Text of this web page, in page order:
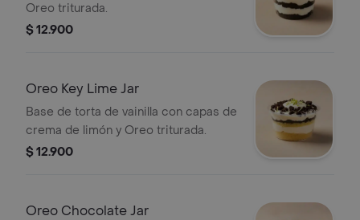
Oreo triturada.
$ 12.900
Oreo Key Lime Jar
Base de torta de vainilla con capas de
crema de limón y Oreo triturada.
$ 12.900
Oreo Chocolate Jar